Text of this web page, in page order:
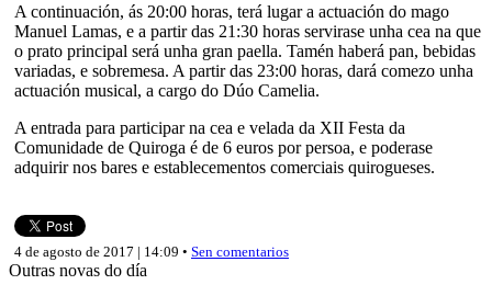
A continuación, ás 20:00 horas, terá lugar a actuación do mago
Manuel Lamas, e a partir das 21:30 horas servirase unha cea na que
o prato principal será unha gran paella. Tamén haberá pan, bebidas
variadas, e sobremesa. A partir das 23:00 horas, dará comezo unha
actuación musical, a cargo do Dúo Camelia.
A entrada para participar na cea e velada da XII Festa da
Comunidade de Quiroga é de 6 euros por persoa, e poderase
adquirir nos bares e establecementos comerciais quirogueses.
4 de agosto de 2017 | 14:09 • Sen comentarios
Outras novas do día